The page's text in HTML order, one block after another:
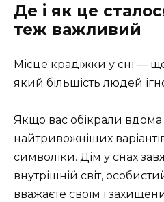
Де і як це
теж важливий
Місце крадіжки у сні —
який більшість людей
Якщо вас обікрали
найтривожніших
символіки. Дім у снах
внутрішній світ,
вважаєте своїм і